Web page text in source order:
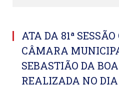
ATA DA 81ª
CÂMARA
SEBASTIÃO DA
REALIZADA NO DIA